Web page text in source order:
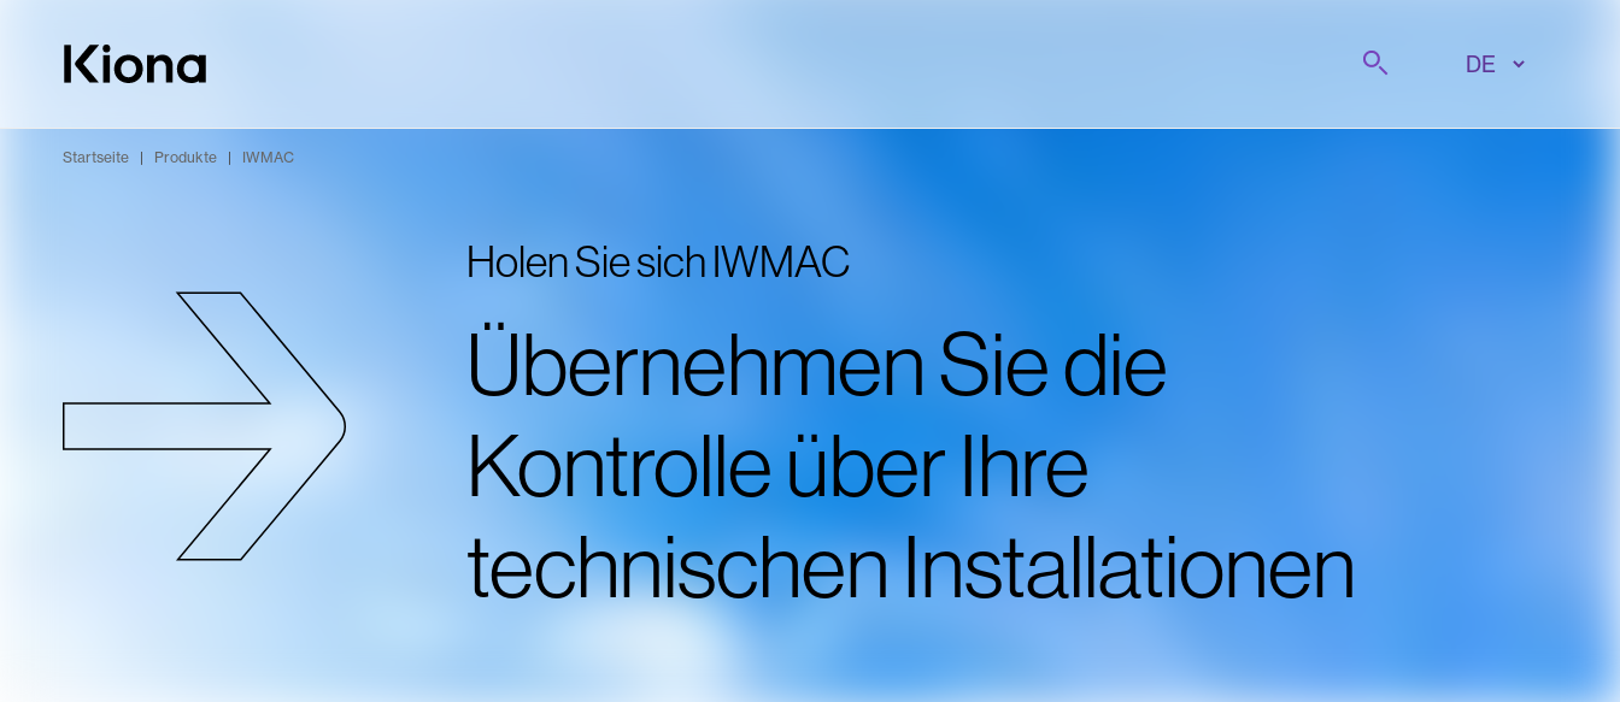
Zur Homepage wechseln
Suche
Startseite | Produkte | IWMAC
Holen Sie sich IWMAC
Übernehmen Sie die
Kontrolle über Ihre
technischen Installationen